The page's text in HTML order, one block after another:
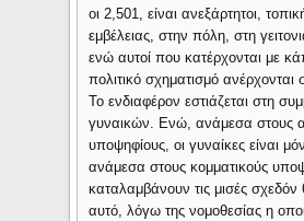
οι 2,501, είναι ανεξάρτητοι,
εμβέλειας, στην πόλη, στη
ενώ αυτοί που κατέρχονται με
πολιτικό σχηματισμό ανέρχονται
Το ενδιαφέρον εστιάζεται στη
γυναικών. Ενώ, ανάμεσα στους
υποψηφίους, οι γυναίκες είναι
ανάμεσα στους κομματικούς
καταλαμβάνουν τις μισές σχεδόν
αυτό, λόγω της νομοθεσίας η